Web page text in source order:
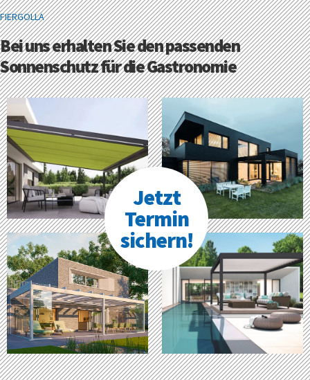
FIERGOLLA
Bei uns erhalten Sie den passenden
Sonnenschutz für die Gastronomie
Jetzt
Termin
sichern!